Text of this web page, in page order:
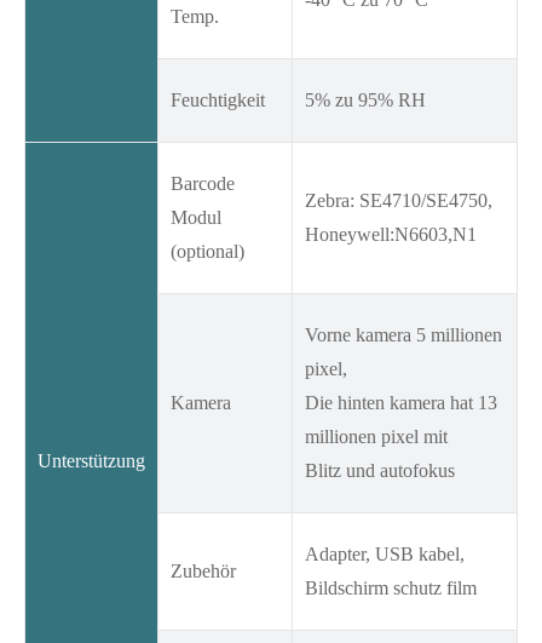
Temp.
Feuchtigkeit 5% zu 95% RH
Unterstützung
Barcode
Modul
(optional)
Zebra: SE4710/SE4750,
Honeywell:N6603,N1
Kamera
Vorne kamera 5 millionen
pixel,
Die hinten kamera hat 13
millionen pixel mit
Blitz und autofokus
Zubehör
Adapter, USB kabel,
Bildschirm schutz film